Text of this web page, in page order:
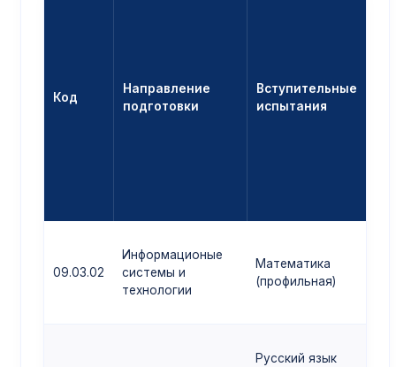
Код
Направление
подготовки
Вступительные
испытания
09.03.02
Информационые
системы и
технологии
Математика
(профильная)
Русский язык